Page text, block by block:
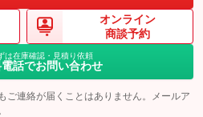
オンライン
商談予約
は在庫確認・見積り依頼
話でお問い合わせ
ご連絡が届くことはありません。メールア